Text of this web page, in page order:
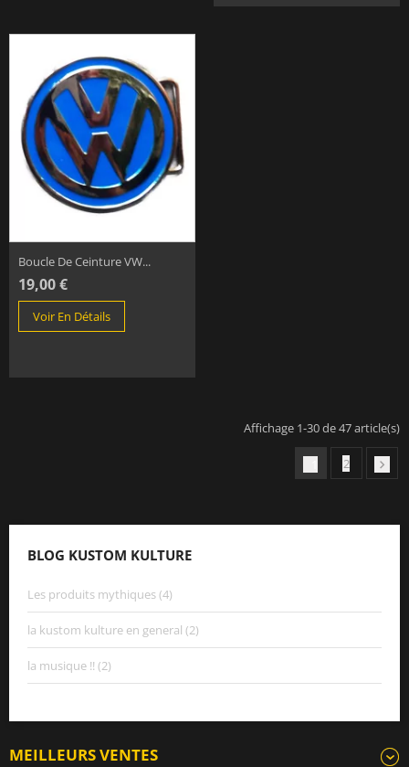
Boucle De Ceinture VW...
19,00 €
Voir En Détails
Affichage 1-30 de 47 article(s)
2 
BLOG KUSTOM KULTURE
Les produits mythiques (4)
la kustom kulture en general (2)
la musique !! (2)
MEILLEURS VENTES